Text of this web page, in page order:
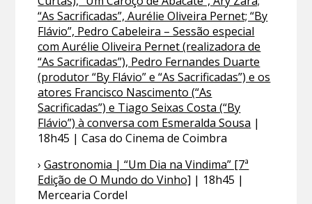
“As Sacrificadas”, Aurélie Oliveira Pernet; “By
Flávio”, Pedro Cabeleira – Sessão especial
com Aurélie Oliveira Pernet (realizadora de
“As Sacrificadas”), Pedro Fernandes Duarte
(produtor “By Flávio” e “As Sacrificadas”) e os
atores Francisco Nascimento (“As
Sacrificadas”) e Tiago Seixas Costa (“By
Flávio”) à conversa com Esmeralda Sousa |
18h45 | Casa do Cinema de Coimbra
›Gastronomia | “Um Dia na Vindima” [7ª
Edição de O Mundo do Vinho] | 18h45 |
Mercearia Cordel